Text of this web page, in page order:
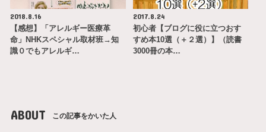
2018.8.16
【感想】「アレルギー医療革
命」NHKスペシャル取材班→知
識０でもアレルギ…
2017.8.24
初心者【ブログに役に立つおす
すめ本10選（＋２選）】（読書
3000冊の本…
ABOUT この記事をかいた人